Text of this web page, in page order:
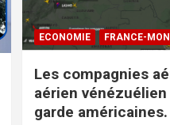
ECONOMIE FRANCE-
Les compagnies
aérien
garde américaines.